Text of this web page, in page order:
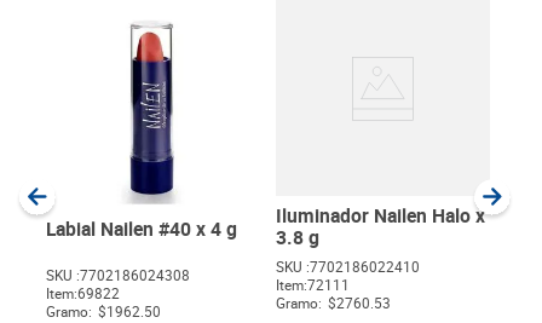
Labial Nailen #40 x 4 g
SKU :7702186024308
Item:69822
Gramo: $1962.50
Iluminador Nailen Halo x
3.8 g
SKU :7702186022410
Item:72111
Gramo: $2760.53